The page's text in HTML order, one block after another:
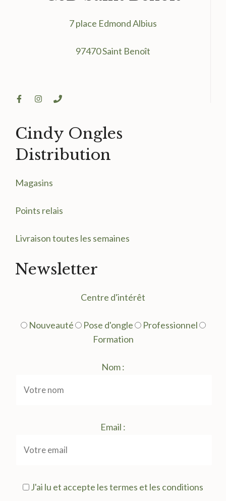
7 place Edmond Albius
97470 Saint Benoît
Cindy Ongles
Distribution
Magasins
Points relais
Livraison toutes les semaines
Newsletter
Centre d'intérêt
Nouveauté Pose d'ongle
Professionnel
Formation
Nom :
Email :
J'ai lu et accepte les termes et les conditions